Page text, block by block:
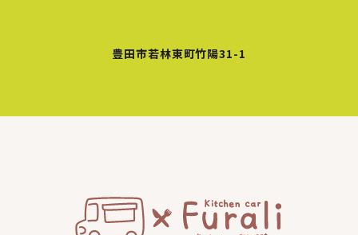
豊田市若林東町竹陽31-1